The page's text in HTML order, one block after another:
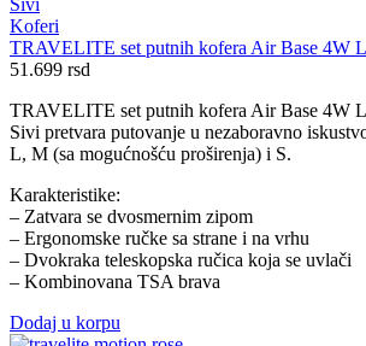
Koferi
TRAVELITE set putnih kofera Air Base 4W
51.699 rsd
TRAVELITE set putnih kofera Air Base 4W
Sivi pretvara putovanje u nezaboravno
L, M (sa mogućnošću proširenja) i S.
Karakteristike:
– Zatvara se dvosmernim zipom
– Ergonomske ručke sa strane i na vrhu
– Dvokraka teleskopska ručica koja se uvlači
– Kombinovana TSA brava
Dodaj u korpu